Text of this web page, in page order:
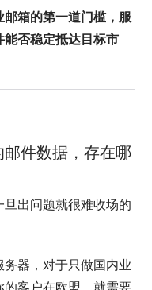
邮箱的第一道门槛，服
否稳定抵达目标市
件数据，存在哪
出问题就很难收场的
器，对于只做国内业